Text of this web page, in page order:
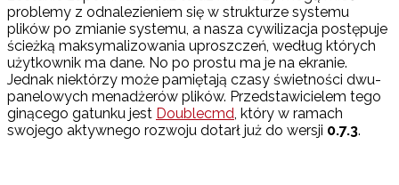
problemy z odnalezieniem się w strukturze systemu
plików po zmianie systemu, a nasza cywilizacja postępuje
ścieżką maksymalizowania uproszczeń, według których
użytkownik ma dane. No po prostu ma je na ekranie.
Jednak niektórzy może pamiętają czasy świetności dwu-
panelowych menadżerów plików. Przedstawicielem tego
ginącego gatunku jest Doublecmd, który w ramach
swojego aktywnego rozwoju dotarł już do wersji 0.7.3.